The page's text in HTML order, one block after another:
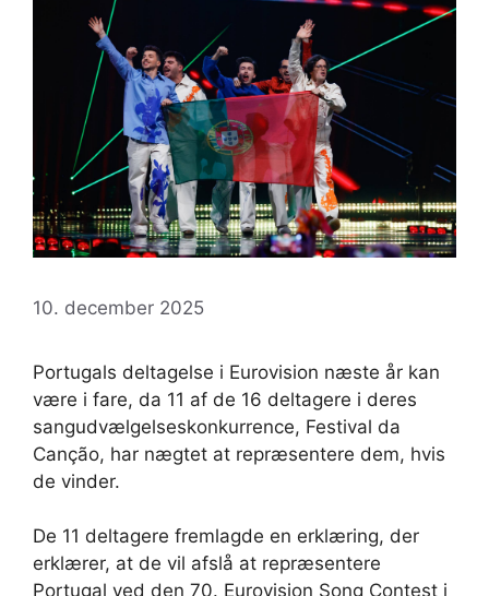
10. december 2025
Portugals deltagelse i Eurovision næste år kan
være i fare, da 11 af de 16 deltagere i deres
sangudvælgelseskonkurrence, Festival da
Canção, har nægtet at repræsentere dem, hvis
de vinder.
De 11 deltagere fremlagde en erklæring, der
erklærer, at de vil afslå at repræsentere
Portugal ved den 70. Eurovision Song Contest i